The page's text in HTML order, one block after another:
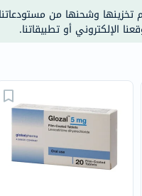
تخزينها وشحنها من
الإلكتروني أو تطبيقاتنا.